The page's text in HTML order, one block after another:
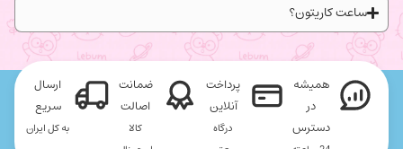
ساعت کاریتون؟
همیشه
در
دسترس
پرداخت
آنلاین
درگاه
ضمانت
اصالت
کالا
ارسال
سریع
به کل ایران